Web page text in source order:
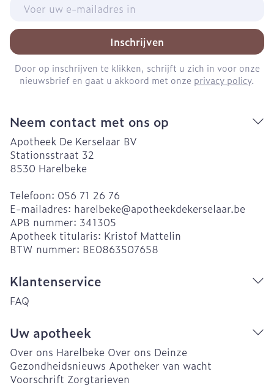
Inschrijven
Door op inschrijven te klikken, schrijft u zich in voor onze
nieuwsbrief en gaat u akkoord met onze privacy policy.
Neem contact met ons op
Apotheek De Kerselaar BV
Stationsstraat 32
8530 Harelbeke
Telefoon: 056 71 26 76
E-mailadres: harelbeke@apotheekdekerselaar.be
APB nummer: 341305
Apotheek titularis: Kristof Mattelin
BTW nummer: BE0863507658
Klantenservice
FAQ
Uw apotheek
Over ons Harelbeke Over ons Deinze
Gezondheidsnieuws Apotheker van wacht
Voorschrift Zorgtarieven